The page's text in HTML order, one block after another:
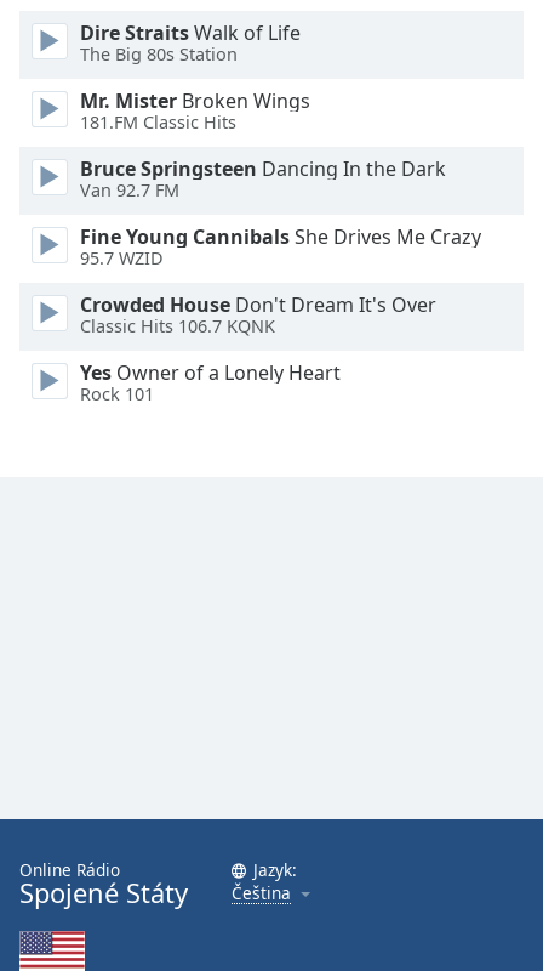
Text
Edge
Family
Reset
Close
Modal
Dialog
End
Dire StraitsWalk of Life
The Big 80s Station
Mr. Mister Broken Wings
181.FM Classic Hits
Bruce Springsteen Dancing In the Dark
Van 92.7 FM
Fine Young CannibalsShe Drives Me Crazy
95.7 WZID
Crowded House Don't Dream It's Over
Classic Hits 106.7 KQNK
Yes Owner of a Lonely Heart
Rock 101
Online Rádio
Spojené Státy
Jazyk:
Čeština